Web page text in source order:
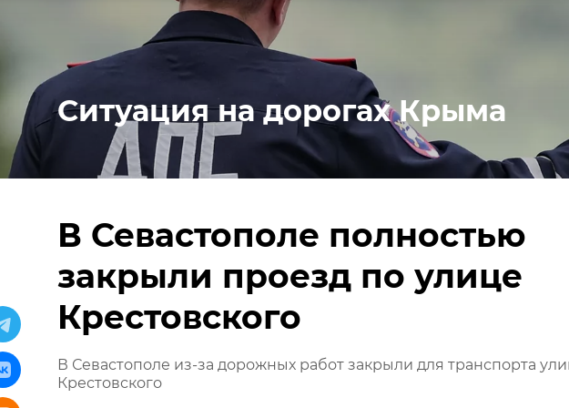
Ситуация на дорогах Крыма
В Севастополе полностью
закрыли проезд по улице
Крестовского
В Севастополе из-за дорожных работ закрыли для транспорта
Крестовского